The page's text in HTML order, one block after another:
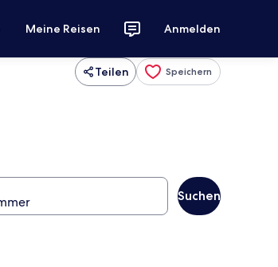
Meine Reisen Anmelden
Teilen Speichern
Suchen